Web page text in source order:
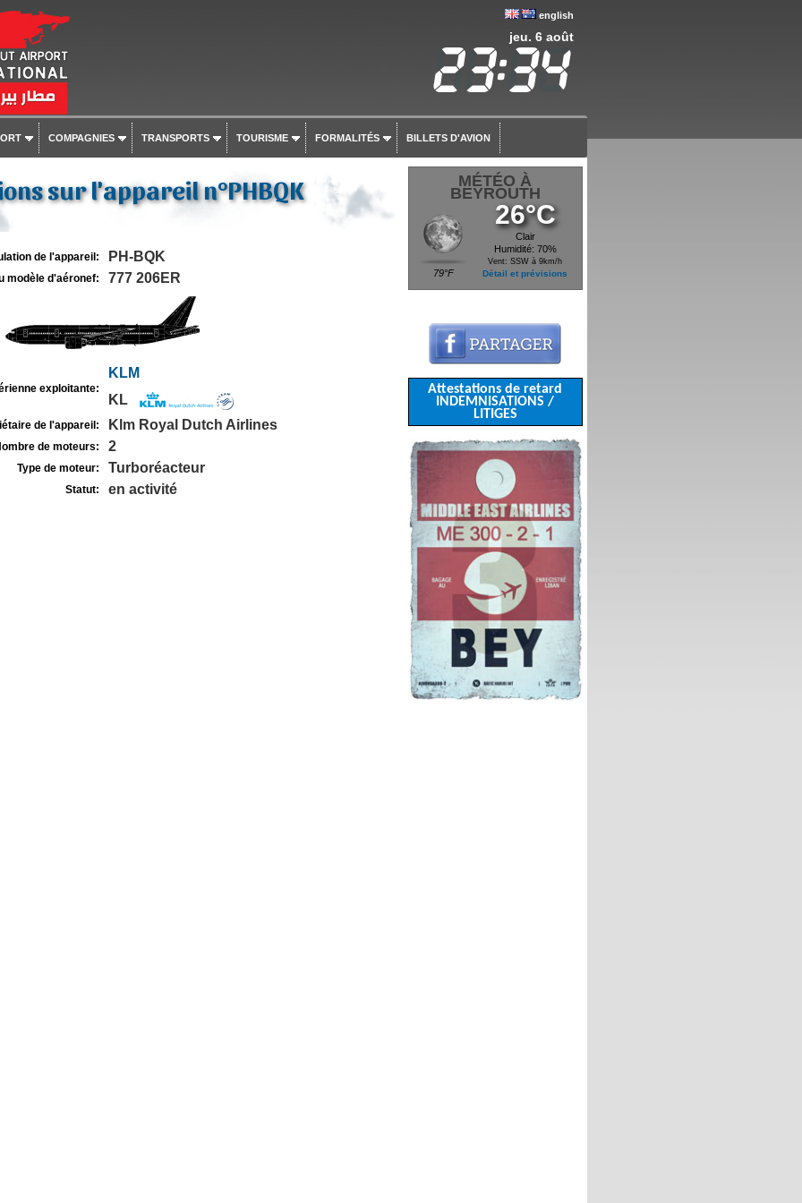
english
jeu. 6 août
COMPAGNIES TRANSPORTS TOURISME FORMALITÉS BILLETS D'AVION
sur l'appareil n°PHBQK
de l'appareil: PH-BQK
modèle d'aéronef: 777 206ER
exploitante:
KLM
KL
de l'appareil: Klm Royal Dutch Airlines
de moteurs: 2
Type de moteur: Turboréacteur
Statut: en activité
MÉTÉO À
BEYROUTH
79°F
26°C
Clair
Humidité: 70%
Vent: SSW à 9km/h
Détail et prévisions
Attestations de retard
INDEMNISATIONS /
LITIGES